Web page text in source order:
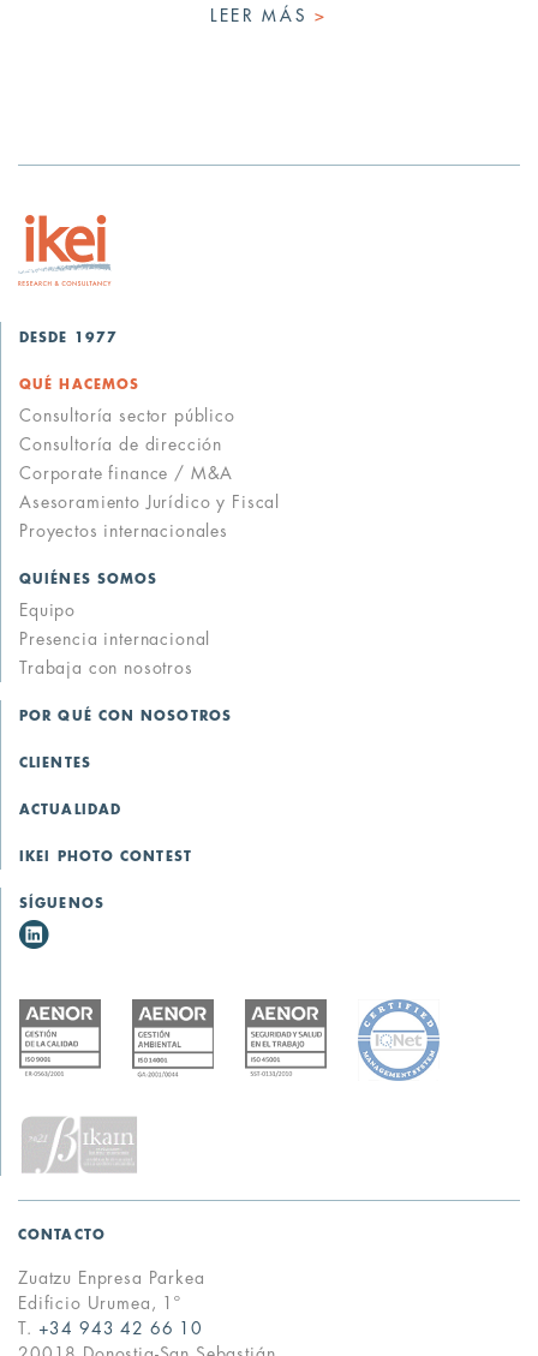
LEER MÁS>
DESDE 1977
QUÉ HACEMOS
Consultoría sector público
Consultoría de dirección
Corporate finance / M&A
Asesoramiento Jurídico y Fiscal
Proyectos internacionales
QUIÉNES SOMOS
Equipo
Presencia internacional
Trabaja con nosotros
POR QUÉ CON NOSOTROS
CLIENTES
ACTUALIDAD
IKEI PHOTO CONTEST
SÍGUENOS
CONTACTO
Zuatzu Enpresa Parkea
Edificio Urumea, 1º
T.
+34 943 42 66 10